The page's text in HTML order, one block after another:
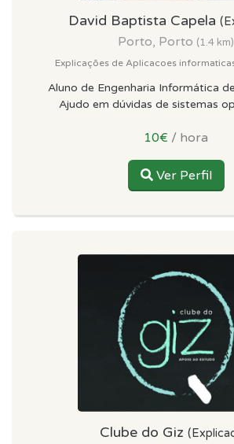
David Baptista Capela
Porto, Porto (1.4 km)
Explicações de Aplicacoes
Aluno de Engenharia Informática
Ajudo em dúvidas de sistemas
10€ / hora
Ver Perfil
Clube do Giz